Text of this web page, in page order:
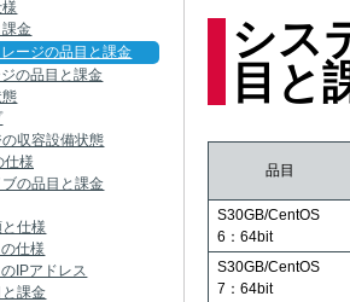
金
ージの品目と課金
の品目と課金
収容設備状態
仕様
の品目と課金
仕様
仕様
IPアドレス
課金
シス
目と
品目
S30GB/CentOS
6：64bit
S30GB/CentOS
7：64bit